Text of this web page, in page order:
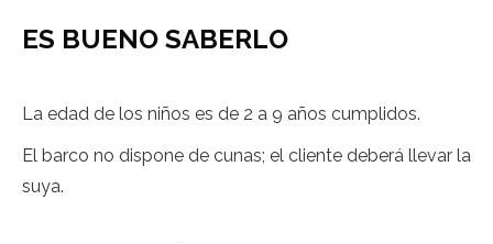
ES BUENO SABERLO
La edad de los niños es de 2 a 9 años cumplidos.
El barco no dispone de cunas; el cliente deberá llevar la
suya.